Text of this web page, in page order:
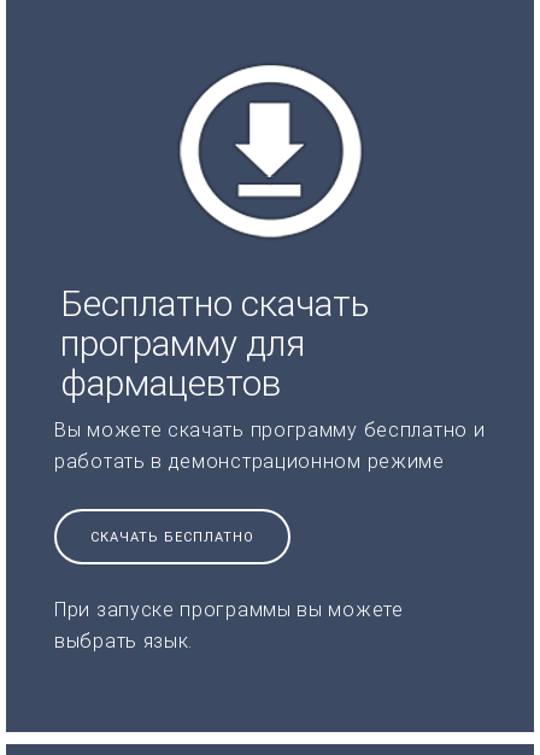
Бесплатно скачать
программу для
фармацевтов
Вы можете скачать программу бесплатно и
работать в демонстрационном режиме
СКАЧАТЬ БЕСПЛАТНО
При запуске программы вы можете
выбрать язык.